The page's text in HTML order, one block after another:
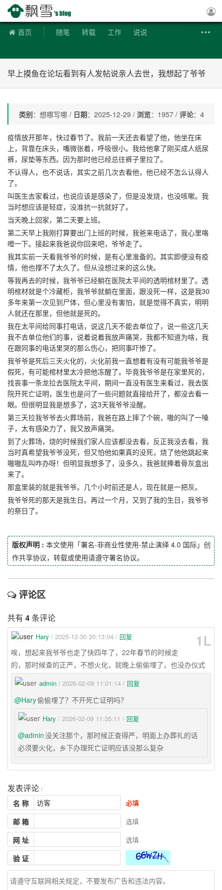
首页 随笔 转载 工作 说说
早上摸鱼在论坛看到有人发帖说亲人去世，我想起了爷爷
类别：想哪写哪 / 日期：2025-12-29 / 浏览：1957 / 评论：4
疫情放开那年，快过春节了。我前一天还去看望了他，他坐在床
上，背靠在床头，嘴微张着，呼吸很小。我给他拿了刚买成人纸尿
裤，尿垫等东西。因为那时他已经总往裤子里拉了。
不认得人，也不说话，其实之前几次去看他，他已经不怎么认得人
了。
叫医生去家看过，也说应该是感染了，但是没发烧，也没咳嗽。我
当时想应该是轻症，没准抗一抗就好了。
当天晚上回家，第二天要上班。
第二天早上我刚打算要出门上班的时候，我爸来电话了，我心里咯
噔一下。接起来我爸说你回来吧，爷爷走了。
我其实前一天看我爷爷的时候，是有心里准备的。其实即便没有疫
情，他也撑不了太久了。但从没想过来的这么快。
等我再去的时候，我爷爷已经躺在医院太平间的透明棺材里了。透
明棺材就是个冷藏柜，我爷爷就躺在里面，跟没死一样，这是我30
多年来第一次见到尸体，但心里没有害怕，就是觉得不真实，明明
人就还在那里，但他就是死的。
我在太平间给同事打电话，说这几天不能去单位了，说一些这几天
我不去单位他们的事，说着说着我放声痛哭，我都不知道为啥，我
在跟同事的电话里哭的那么伤心，把同事吓惨了。
我爷爷是死后三天火化的，火化前我一直想着有没有可能我爷爷是
假死，有可能棺材里太冷把他冻醒了。毕竟我爷爷是在家里死的，
找丧事一条龙拉去医院太平间，期间一直没有医生来看过，我去医
院开死亡证明，医生也是问了一些问题就直接给开了，都没去看一
眼。但很明显我是想多了，这3天我爷爷没醒。
第三天拉我爷爷去火葬场前，我爸在路上摔了个碗，嗷的叫了一嗓
子，太有感染力了，我又放声痛哭。
到了火葬场，烧的时候我们家人应该都没去看，反正我没去看，我
当时真希望我爷爷没死，但又怕他如果真的没死，烧了他他跳起来
嗷嗷乱叫咋办呀！但明显我想多了，没多久，我爸就捧着骨灰盒出
来了。
那盒里装的就是我爷爷。几个小时前还是人，现在就是一把灰。
我爷爷死的那天是我生日。再过一个月，又到了我的生日，我爷爷
的祭日了。
版权声明 : 本文使用「署名-非商业性使用-禁止演绎 4.0 国际」创
作共享协议，转载或使用请遵守署名协议。
评论区
共有 4条评论
1L
Hary / 2025-12-30 20:13:04 / 回复
唉，想起来我爷爷也走了快四年了，22年春节的时候走
的，那时候查的正严，不想火化，就晚上偷偷埋了，也没办仪式
admin / 2026-02-09 11:01:14 / 回复
@Hary偷偷埋了？不开死亡证明吗？
Hary / 2026-02-09 11:35:11 / 回复
@admin没关注那个，那时候正查得严，明面上办葬礼的话
必须要火化，乡下办理死亡证明应该没那么复杂
发表评论 /
名 称 必填
邮 箱 选填
网 址 选填
验 证